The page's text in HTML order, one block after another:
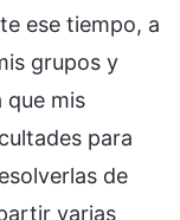
ese tiempo, a
grupos y
que mis
para
de
varias